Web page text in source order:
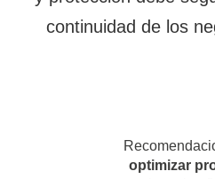
continuidad de los
optimizar